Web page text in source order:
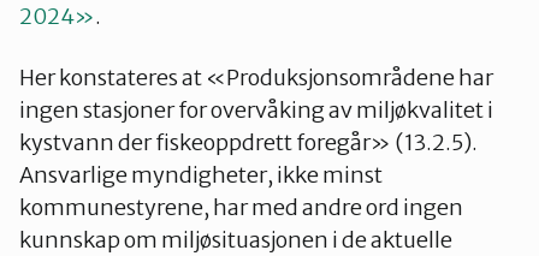
2024».
Her konstateres at «Produksjonsområdene har
ingen stasjoner for overvåking av miljøkvalitet i
kystvann der fiskeoppdrett foregår» (13.2.5).
Ansvarlige myndigheter, ikke minst
kommunestyrene, har med andre ord ingen
kunnskap om miljøsituasjonen i de aktuelle